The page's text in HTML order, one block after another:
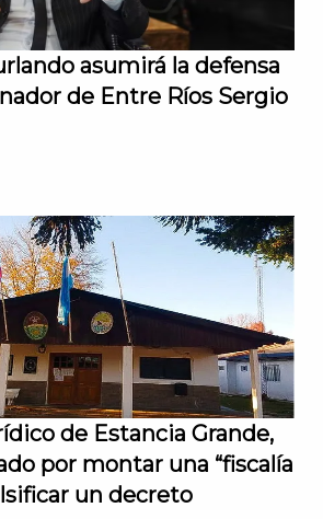
asumirá la defensa
de Entre Ríos Sergio
de Estancia Grande,
por montar una “fiscalía
un decreto